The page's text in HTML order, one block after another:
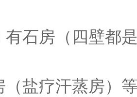
有石房（四壁都
（盐疗汗蒸房）